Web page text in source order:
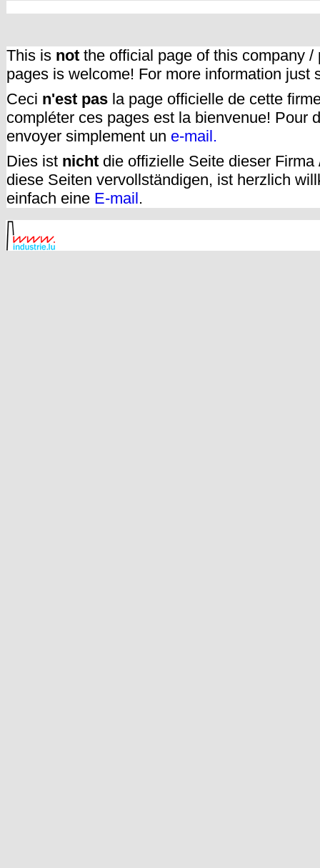
This is not the official page of this company
pages is welcome! For more information just
Ceci n'est pas la page officielle de cette
compléter ces pages est la bienvenue! Pour
envoyer simplement un e-mail.
Dies ist nicht die offizielle Seite dieser
diese Seiten vervollständigen, ist herzlich
einfach eine E-mail.